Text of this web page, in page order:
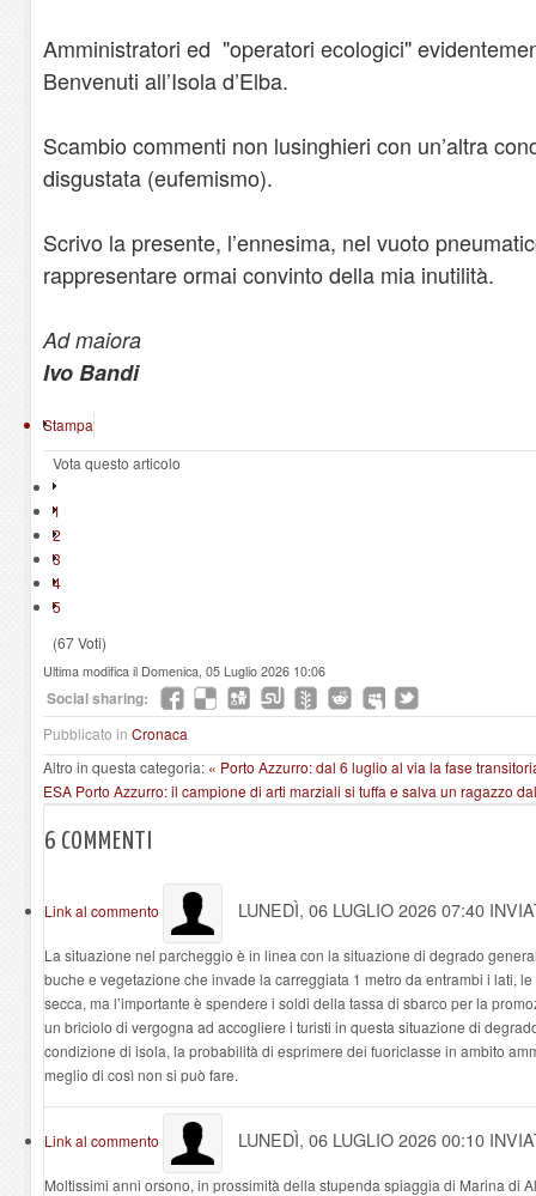
Amministratori ed "operatori ecologici"
Benvenuti all’Isola d’Elba.
Scambio commenti non lusinghieri con un’altra
disgustata (eufemismo).
Scrivo la presente, l’ennesima, nel vuoto
rappresentare ormai convinto della mia inutilità.
Ad maiora
Ivo Bandi
Stampa
Vota questo articolo
1
2
3
4
5
(67 Voti)
Ultima modifica il Domenica, 05 Luglio 2026 10:06
Social sharing:
Pubblicato in Cronaca
Altro in questa categoria: « Porto Azzurro: dal 6 luglio al via la fase
ESA Porto Azzurro: il campione di arti marziali si tuffa e salva un ragazzo
6 COMMENTI
Link al commento LUNEDÌ, 06 LUGLIO 2026 07:40
La situazione nel parcheggio è in linea con la situazione di degrado
buche e vegetazione che invade la carreggiata 1 metro da entrambi i lati,
secca, ma l’importante è spendere i soldi della tassa di sbarco per la
un briciolo di vergogna ad accogliere i turisti in questa situazione di
condizione di isola, la probabilità di esprimere dei fuoriclasse in ambito
meglio di così non si può fare.
Link al commento LUNEDÌ, 06 LUGLIO 2026 00:10
Moltissimi anni orsono, in prossimità della stupenda spiaggia di Marina di